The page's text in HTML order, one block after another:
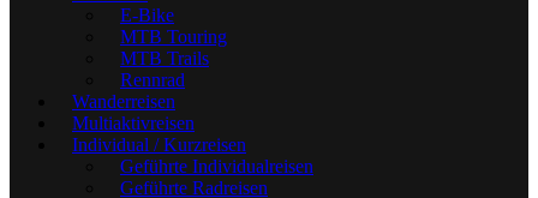
E-Bike
MTB Touring
MTB Trails
Rennrad
Wanderreisen
Multiaktivreisen
Individual / Kurzreisen
Geführte Individualreisen
Geführte Radreisen